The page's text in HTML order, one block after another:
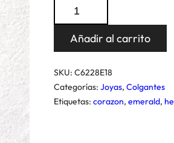
Colgante
Corazon
cantidad
Añadir al carrito
SKU:C6228E18
Categorías:Joyas,Colgantes
Etiquetas:corazon,emerald,